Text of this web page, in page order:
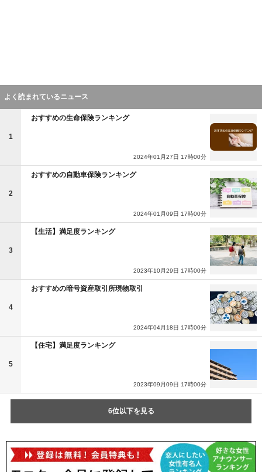
よく読まれているニュース
1
おすすめの生命保険ランキング
2024年01月27日 17時00分
2
おすすめの自動車保険ランキング
2024年01月09日 17時00分
3
【生活】満足度ランキング
2023年10月29日 17時00分
4
おすすめの暗号資産取引所現物取引
2024年04月18日 17時00分
5
【住宅】満足度ランキング
2023年09月09日 17時00分
6位以下を見る